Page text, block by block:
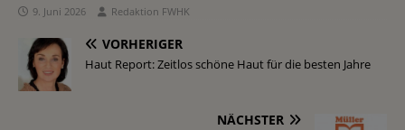
9. Juni 2026 Redaktion FWHK
VORHERIGER
Haut Report: Zeitlos schöne Haut für die besten Jahre
NÄCHSTER